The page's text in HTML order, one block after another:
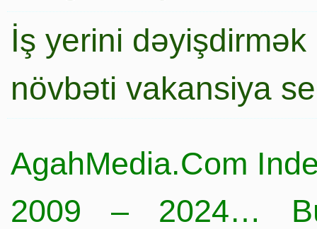
İş yerini
növbəti vakansiya
AgahMedia.Com
2009 – 2024…